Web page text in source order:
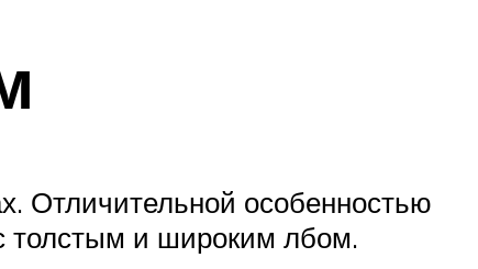
Отличительной особенностью
толстым и широким лбом.